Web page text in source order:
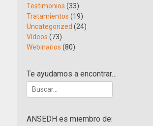
Testimonios (33)
Tratamientos (19)
Uncategorized (24)
Vídeos (73)
Webinarios (80)
Te ayudamos a encontrar…
Buscar:
ANSEDH es miembro de: